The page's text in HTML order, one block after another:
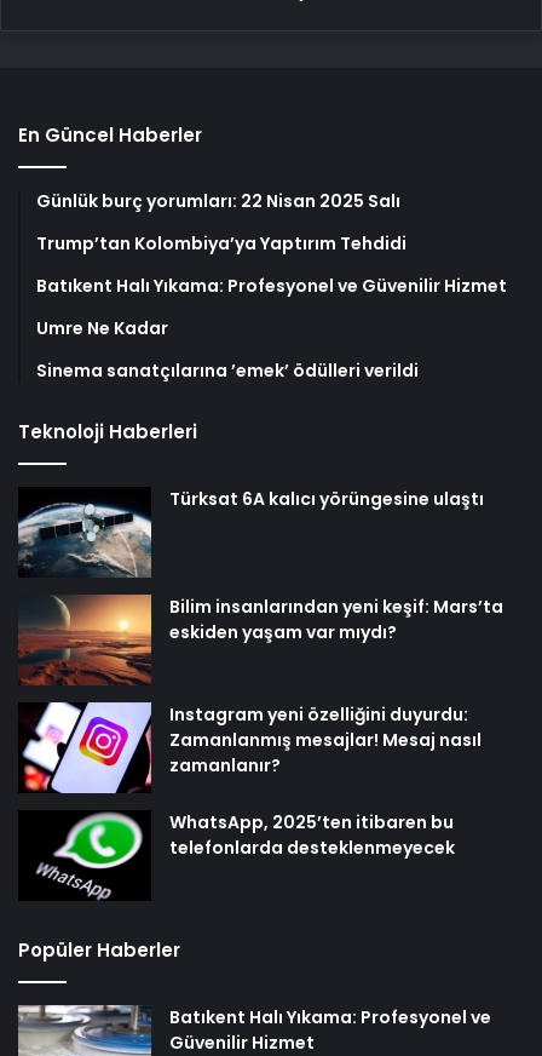
En Güncel Haberler
Günlük burç yorumları: 22 Nisan 2025 Salı
Trump’tan Kolombiya’ya Yaptırım Tehdidi
Batıkent Halı Yıkama: Profesyonel ve Güvenilir Hizmet
Umre Ne Kadar
Sinema sanatçılarına ’emek’ ödülleri verildi
Teknoloji Haberleri
Türksat 6A kalıcı yörüngesine ulaştı
Bilim insanlarından yeni keşif: Mars’ta
eskiden yaşam var mıydı?
Instagram yeni özelliğini duyurdu:
Zamanlanmış mesajlar! Mesaj nasıl
zamanlanır?
WhatsApp, 2025’ten itibaren bu
telefonlarda desteklenmeyecek
Popüler Haberler
Batıkent Halı Yıkama: Profesyonel ve
Güvenilir Hizmet